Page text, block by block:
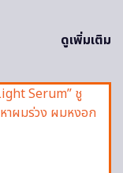
ดูเพิ่มเติม